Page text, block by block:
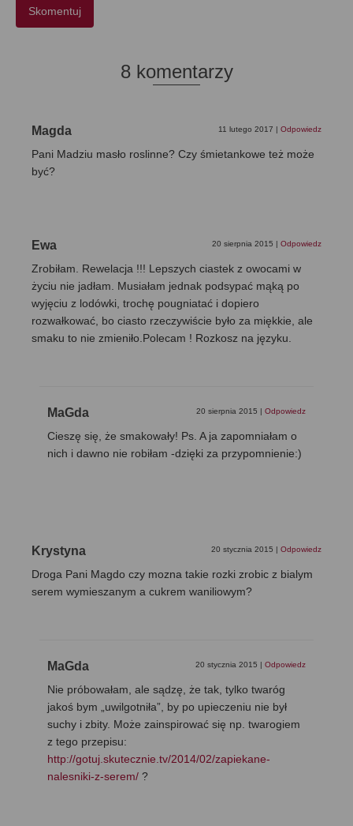
8 komentarzy
Magda 11 lutego 2017 | Odpowiedz
Pani Madziu masło roslinne? Czy śmietankowe też może
być?
Ewa 20 sierpnia 2015 | Odpowiedz
Zrobiłam. Rewelacja !!! Lepszych ciastek z owocami w
życiu nie jadłam. Musiałam jednak podsypać mąką po
wyjęciu z lodówki, trochę pougniatać i dopiero
rozwałkować, bo ciasto rzeczywiście było za miękkie, ale
smaku to nie zmieniło.Polecam ! Rozkosz na języku.
MaGda 20 sierpnia 2015 | Odpowiedz
Cieszę się, że smakowały! Ps. A ja zapomniałam o
nich i dawno nie robiłam -dzięki za przypomnienie:)
Krystyna 20 stycznia 2015 | Odpowiedz
Droga Pani Magdo czy mozna takie rozki zrobic z bialym
serem wymieszanym a cukrem waniliowym?
MaGda 20 stycznia 2015 | Odpowiedz
Nie próbowałam, ale sądzę, że tak, tylko twaróg
jakoś bym „uwilgotniła”, by po upieczeniu nie był
suchy i zbity. Może zainspirować się np. twarogiem
z tego przepisu:
http://gotuj.skutecznie.tv/2014/02/zapiekane-
nalesniki-z-serem/ ?